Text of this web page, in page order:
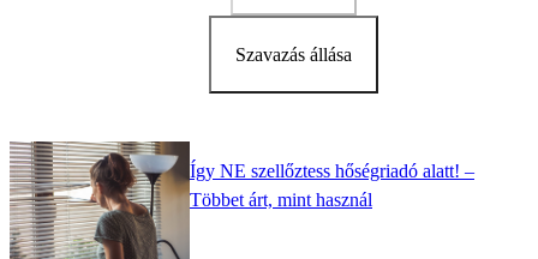
Szavazás állása
Így NE szellőztess hőségriadó alatt! –
Többet árt, mint használ